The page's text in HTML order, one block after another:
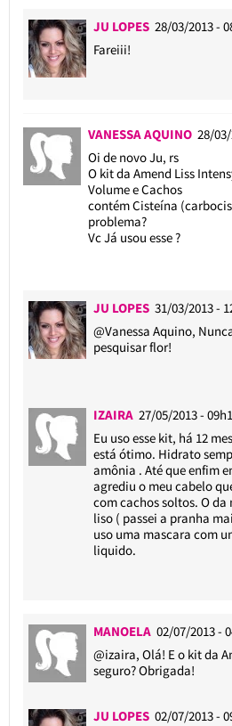
JU LOPES28/03/2013 -
Fareiii!
VANESSA AQUINO 28/
Oi de novo Ju, rs
O kit da Amend Liss
Volume e Cachos
contém Cisteína
problema?
Vc Já usou esse ?
JU LOPES31/03/2013 -
@Vanessa Aquino,
pesquisar flor!
IZAIRA27/05/2013 -
Eu uso esse kit, há 12
está ótimo. Hidrato
amônia . Até que enfim
agrediu o meu cabelo
com cachos soltos. O
liso ( passei a pranha
uso uma mascara com
liquido.
MANOELA02/07/2013 -
@izaira, Olá! E o kit da
seguro? Obrigada!
JU LOPES 02/07/2013 -